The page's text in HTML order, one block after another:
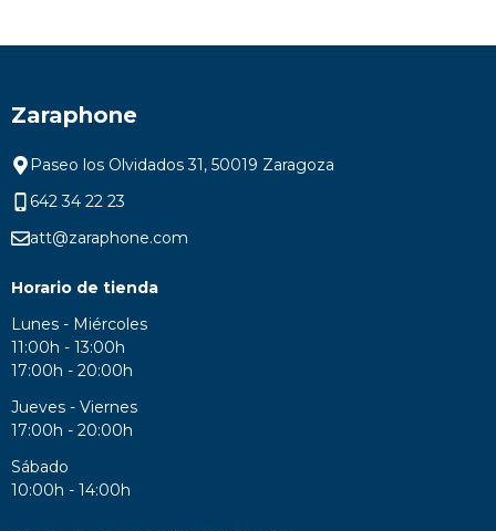
Zaraphone
Paseo los Olvidados 31, 50019 Zaragoza
642 34 22 23
att@zaraphone.com
Horario de tienda
Lunes - Miércoles
11:00h - 13:00h
17:00h - 20:00h
Jueves - Viernes
17:00h - 20:00h
Sábado
10:00h - 14:00h